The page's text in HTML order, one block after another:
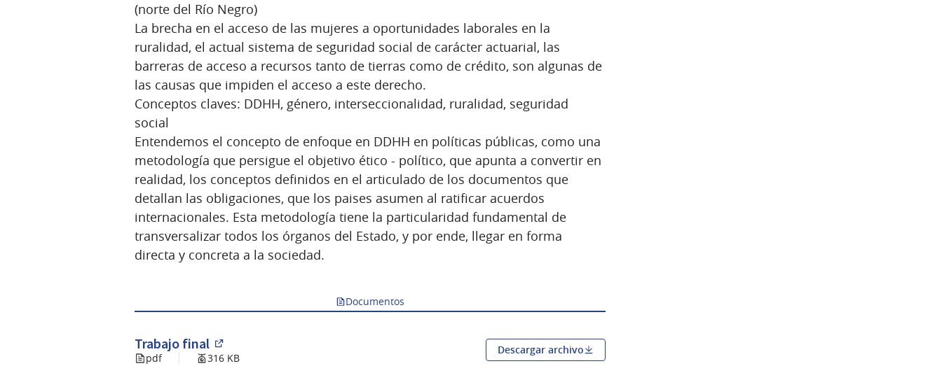
(norte del Río Negro)
La brecha en el acceso de las mujeres a oportunidades laborales en la
ruralidad, el actual sistema de seguridad social de carácter actuarial, las
barreras de acceso a recursos tanto de tierras como de crédito, son algunas de
las causas que impiden el acceso a este derecho.
Conceptos claves: DDHH, género, interseccionalidad, ruralidad, seguridad
social
Entendemos el concepto de enfoque en DDHH en políticas públicas, como una
metodología que persigue el objetivo ético - político, que apunta a convertir en
realidad, los conceptos definidos en el articulado de los documentos que
detallan las obligaciones, que los paises asumen al ratificar acuerdos
internacionales. Esta metodología tiene la particularidad fundamental de
transversalizar todos los órganos del Estado, y por ende, llegar en forma
directa y concreta a la sociedad.
Documentos
Trabajo final
(Abrir en una pestaña nueva)
pdf 316 KB
Descargar archivo